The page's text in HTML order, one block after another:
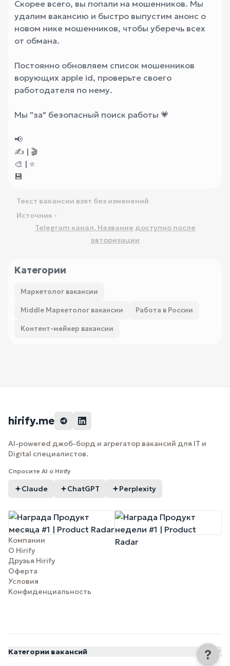
Скорее всего, вы попали на мошенников. Мы
удалим вакансию и быстро выпустим анонс о
новом нике мошенников, чтобы уберечь всех
от обмана.
Постоянно обновляем список мошенников
ворующих apple id, проверьте своего
работодателя по нему.
Мы "за" безопасный поиск работы 💗
📢
✍️ | 🎬
🎨 | ⭐️
💾
Текст вакансии взят без изменений
Источник -
Telegram канал. Название доступно после
авторизации
Категории
Маркетолог вакансии
Middle Маркетолог вакансии Работа в России
Контент-мейкер вакансии
hirify.me
AI-powered джоб-борд и агрегатор вакансий для IT и
Digital специалистов.
Спросите AI о Hirify
Claude ChatGPT Perplexity
Компании
О Hirify
Друзья Hirify
Оферта
Условия
Конфиденциальность
Категории вакансий